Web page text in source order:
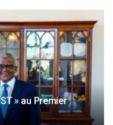
» au Premier